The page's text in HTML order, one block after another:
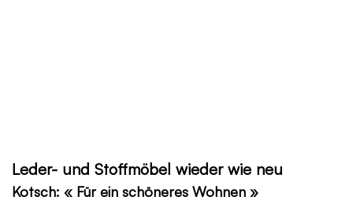
Leder- und Stoffmöbel wieder wie neu
Kotsch: « Für ein schöneres Wohnen »